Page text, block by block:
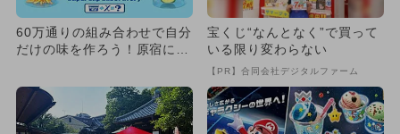
60万通りの組み合わせで自分
だけの味を作ろう！原宿にス
宝くじ“なんとなく”で買って
いる限り変わらない
【PR】合同会社デジタルファーム